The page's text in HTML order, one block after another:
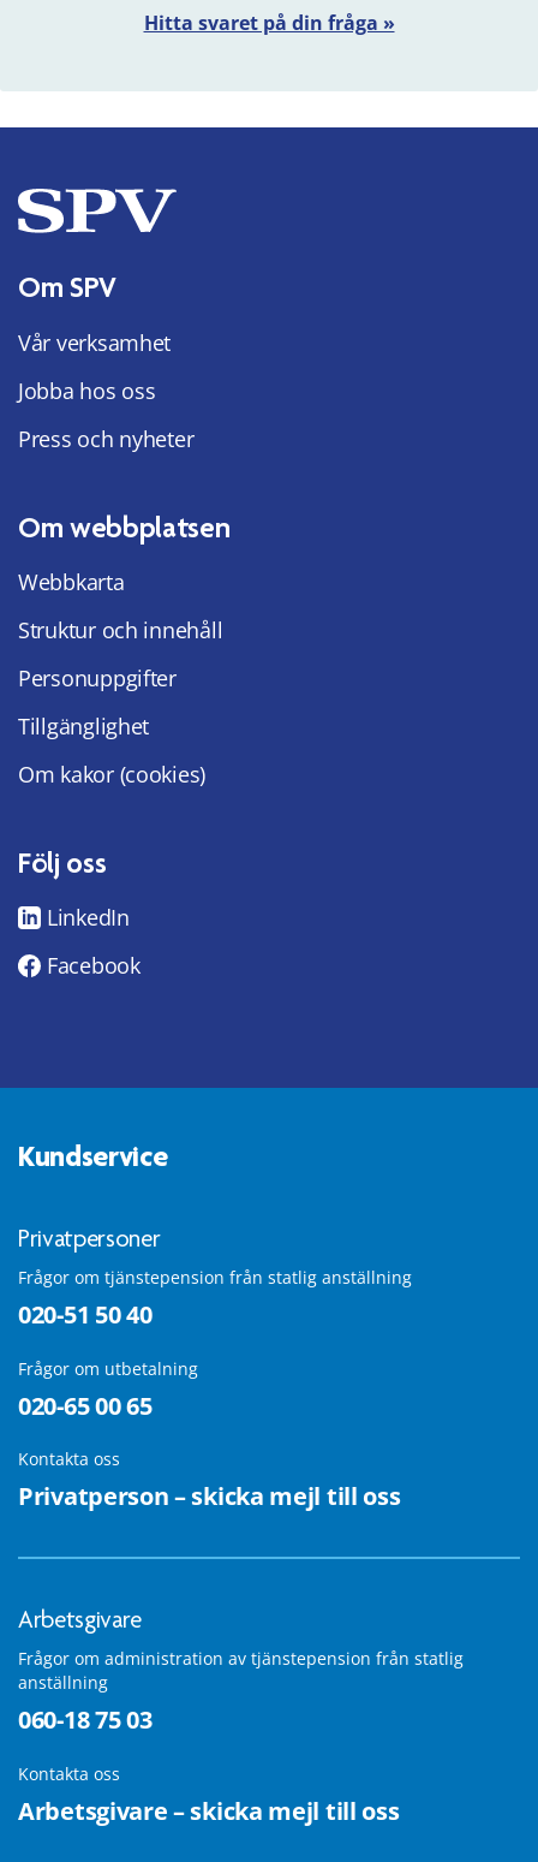
Hitta svaret på din fråga »
Om SPV
Vår verksamhet
Jobba hos oss
Press och nyheter
Om webbplatsen
Webbkarta
Struktur och innehåll
Personuppgifter
Tillgänglighet
Om kakor (cookies)
Följ oss
LinkedIn
Facebook
Kundservice
Privatpersoner
Frågor om tjänstepension från statlig anställning
020-51 50 40
Frågor om utbetalning
020-65 00 65
Kontakta oss
Privatperson – skicka mejl till oss
Arbetsgivare
Frågor om administration av tjänstepension från statlig
anställning
060-18 75 03
Kontakta oss
Arbetsgivare – skicka mejl till oss